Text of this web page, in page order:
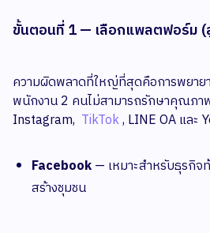
ขั้นตอนที่ 1 — เลือกแพลตฟอร์ม
ความผิดพลาดที่ใหญ่ที่สุดคือการพยา
พนักงาน 2 คนไม่สามารถรักษาคุณภา
Instagram, TikTok, LINE OA และ
Facebook— เหมาะสำหรับธุรกิ
สร้างชุมชน